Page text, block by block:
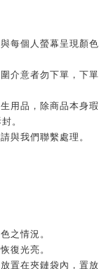
每個人螢幕呈現顏色
介意者勿下單，下單
用品，除商品本身瑕
。
與我們聯繫處理。
之情況。
復光亮。
置在夾鏈袋內，置放